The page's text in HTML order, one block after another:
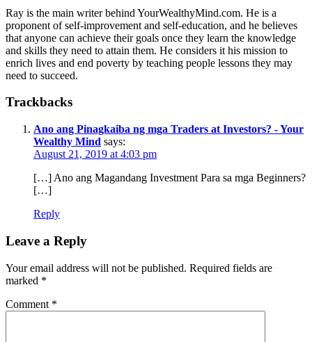
Ray is the main writer behind YourWealthyMind.com. He is a
proponent of self-improvement and self-education, and he believes
that anyone can achieve their goals once they learn the knowledge
and skills they need to attain them. He considers it his mission to
enrich lives and end poverty by teaching people lessons they may
need to succeed.
Trackbacks
Ano ang Pinagkaiba ng mga Traders at Investors? - Your
Wealthy Mind says:
August 21, 2019 at 4:03 pm
[…] Ano ang Magandang Investment Para sa mga Beginners?
[…]
Reply
Leave a Reply
Your email address will not be published. Required fields are
marked *
Comment *